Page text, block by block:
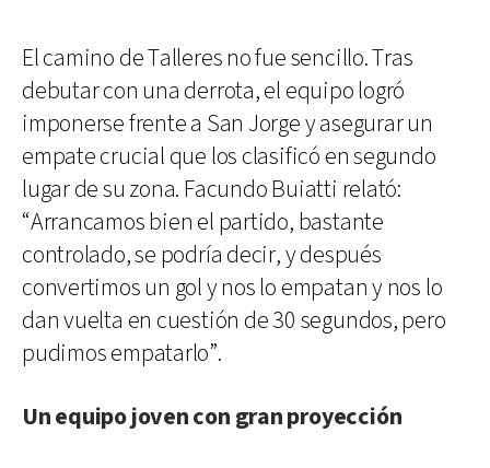
El camino de Talleres no fue sencillo. Tras
debutar con una derrota, el equipo logró
imponerse frente a San Jorge y asegurar un
empate crucial que los clasificó en segundo
lugar de su zona. Facundo Buiatti relató:
“Arrancamos bien el partido, bastante
controlado, se podría decir, y después
convertimos un gol y nos lo empatan y nos lo
dan vuelta en cuestión de 30 segundos, pero
pudimos empatarlo”.
Un equipo joven con gran proyección